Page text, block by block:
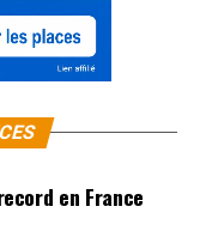
en France